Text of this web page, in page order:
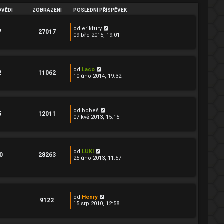
ZOBRAZENÍ POSLEDNÍ PŘÍSPĚVEK
27017 od erikfury
09 bře 2015, 19:01
11062 od Laco
10 úno 2014, 19:32
12011 od bobeš
07 kvě 2013, 15:15
28263 od LUKI
25 úno 2013, 11:57
9122 od Henry
15 srp 2010, 12:58